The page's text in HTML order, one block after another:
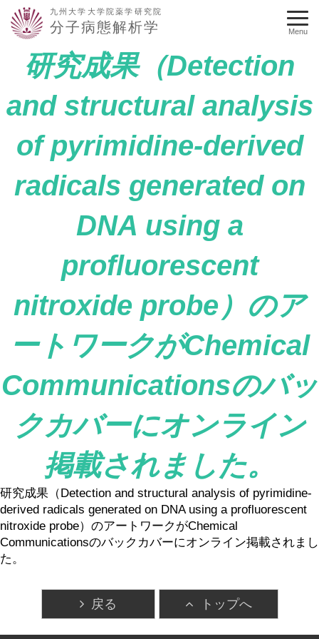
九州大学大学院薬学研究院
分子病態解析学 Menu
研究成果（Detection
and structural analysis
of pyrimidine-derived
radicals generated on
DNA using a
profluorescent
nitroxide probe）のア
ートワークがChemical
Communicationsのバッ
クカバーにオンライン
掲載されました。
研究成果（Detection and structural analysis of pyrimidine-
derived radicals generated on DNA using a profluorescent
nitroxide probe）のアートワークがChemical
Communicationsのバックカバーにオンライン掲載されまし
た。
戻る トップへ